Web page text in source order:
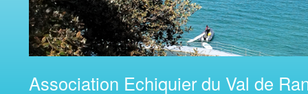
Association Echiquier du Val de